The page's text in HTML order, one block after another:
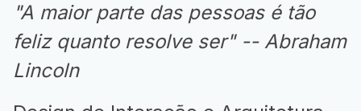
"A maior parte das pessoas é tão
feliz quanto resolve ser" -- Abraham
Lincoln